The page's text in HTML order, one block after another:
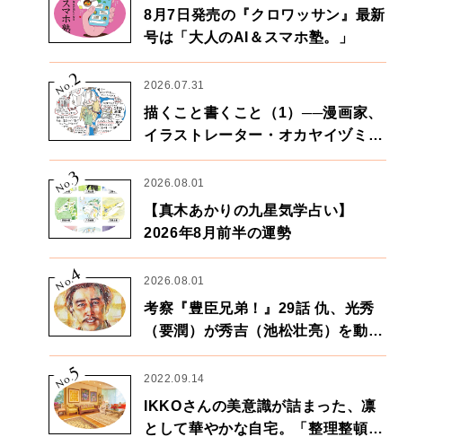
8月7日発売の『クロワッサン』最新
号は「大人のAI＆スマホ塾。」
No.2 2026.07.31
描くこと書くこと（1）──漫画家、
イラストレーター・オカヤイヅミさ
ん×漫画家・鶴谷香央理さん
No.
3 2026.08.01
【真木あかりの九星気学占い】
2026年8月前半の運勢
No.
4 2026.08.01
考察『豊臣兄弟！』29話 仇、光秀
（要潤）が秀吉（池松壮亮）を動か
す。天下に向けた兄弟の分岐点。
No.
5 2022.09.14
IKKOさんの美意識が詰まった、凛
として華やかな自宅。「整理整頓は